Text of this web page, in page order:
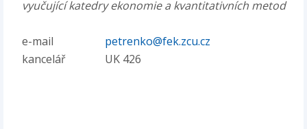
vyučující katedry ekonomie a kvantitativních metod
e-mail
petrenko@fek.zcu.cz
kancelář
UK 426